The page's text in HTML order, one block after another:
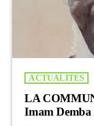
ACTUALITES
LA
Imam